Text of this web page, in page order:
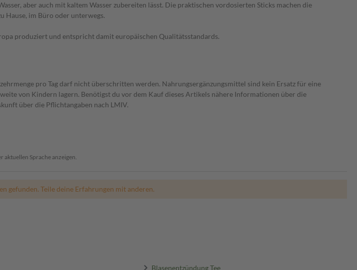
aber auch mit kaltem Wasser zubereiten lässt. Die praktischen vordosierten Sticks machen die
Hause, im Büro oder unterwegs.
produziert und entspricht damit europäischen Qualitätsstandards.
pro Tag darf nicht überschritten werden. Nahrungsergänzungsmittel sind kein Ersatz für eine
von Kindern lagern. Benötigst du vor dem Kauf dieses Artikels nähere Informationen über die
über die Pflichtangaben nach LMIV.
aktuellen Sprache anzeigen.
gefunden. Teile deine Erfahrungen mit anderen.
Blasenentzündung Tee